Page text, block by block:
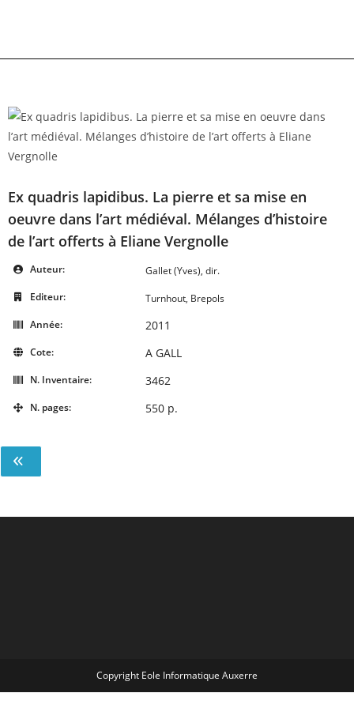
Ex quadris lapidibus. La pierre et sa mise en
oeuvre dans l’art médiéval. Mélanges d’histoire
de l’art offerts à Eliane Vergnolle
Auteur:
Gallet (Yves), dir.
Editeur:
Turnhout, Brepols
Année:
2011
Cote: A GALL
N. Inventaire: 3462
N. pages: 550 p.
Copyright Eole Informatique Auxerre